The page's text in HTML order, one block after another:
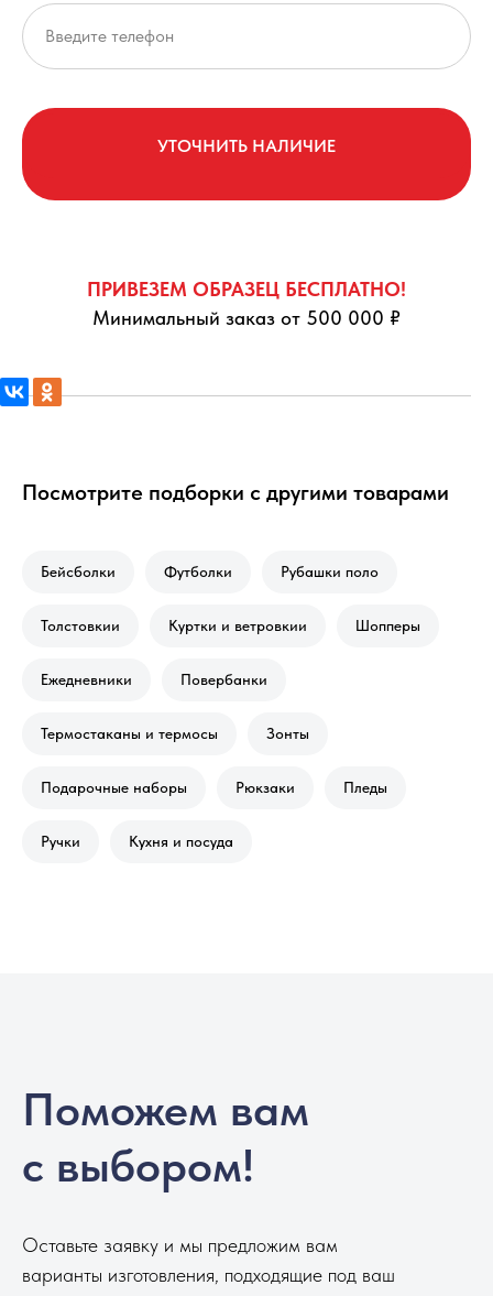
УТОЧНИТЬ НАЛИЧИЕ
ПРИВЕЗЕМ ОБРАЗЕЦ БЕСПЛАТНО!
Минимальный заказ от 500 000 ₽
Посмотрите подборки с другими товарами
Бейсболки Футболки Рубашки поло
Толстовкии Куртки и ветровкии Шопперы
Ежедневники Повербанки
Термостаканы и термосы Зонты
Подарочные наборы Рюкзаки Пледы
Ручки Кухня и посуда
Поможем вам
с выбором!
Оставьте заявку и мы предложим вам
варианты изготовления, подходящие под ваш